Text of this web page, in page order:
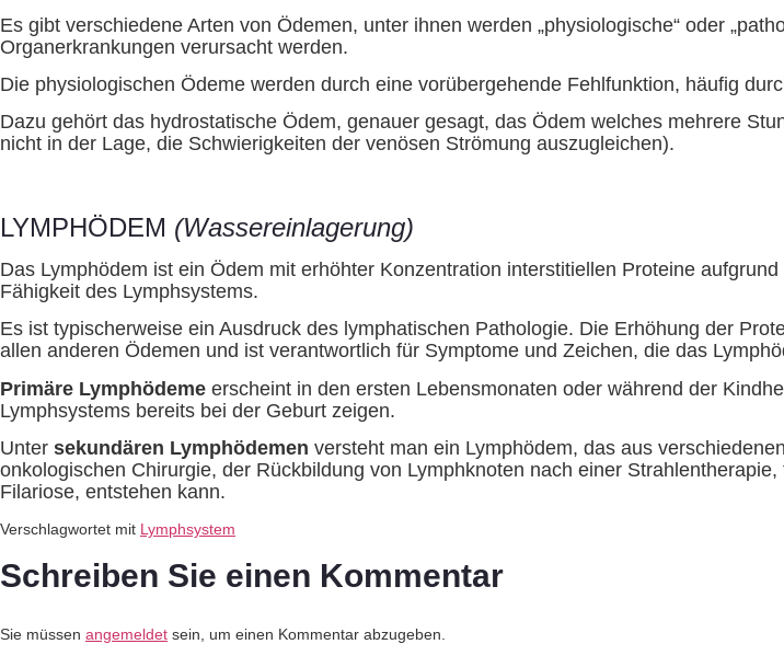
Es gibt verschiedene Arten von Ödemen, unter ihnen werden „physiologische“ oder
Organerkrankungen verursacht werden.
Die physiologischen Ödeme werden durch eine vorübergehende Fehlfunktion, häufig
Dazu gehört das hydrostatische Ödem, genauer gesagt, das Ödem welches mehrere
nicht in der Lage, die Schwierigkeiten der venösen Strömung auszugleichen).
LYMPHÖDEM (Wassereinlagerung)
Das Lymphödem ist ein Ödem mit erhöhter Konzentration interstitiellen Proteine
Fähigkeit des Lymphsystems.
Es ist typischerweise ein Ausdruck des lymphatischen Pathologie. Die Erhöhung der
allen anderen Ödemen und ist verantwortlich für Symptome und Zeichen, die das
Primäre Lymphödeme erscheint in den ersten Lebensmonaten oder während der
Lymphsystems bereits bei der Geburt zeigen.
Unter sekundären Lymphödemen versteht man ein Lymphödem, das aus
onkologischen Chirurgie, der Rückbildung von Lymphknoten nach einer
Filariose, entstehen kann.
Verschlagwortet mit Lymphsystem
Schreiben Sie einen Kommentar
Sie müssen angemeldet sein, um einen Kommentar abzugeben.